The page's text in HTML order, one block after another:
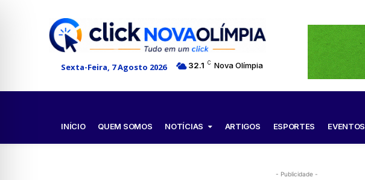
Sexta-Feira, 7 Agosto 2026 32.1 C Nova Olímpia
INÍCIO QUEM SOMOS NOTÍCIAS ARTIGOS ESPORTES EVENTOS
- Publicidade -